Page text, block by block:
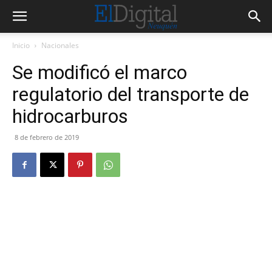
Inicio Nacionales
Se modificó el marco
regulatorio del transporte de
hidrocarburos
8 de febrero de 2019